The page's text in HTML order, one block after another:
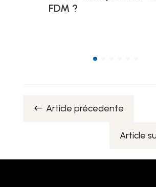
FDM ?
# Article précedente
Article